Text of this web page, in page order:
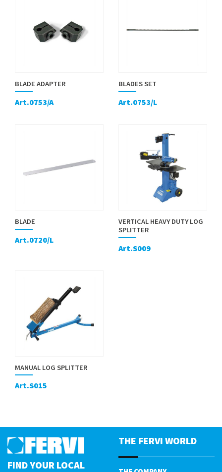
BLADE ADAPTER
Art.0753/A
BLADES SET
Art.0753/L
BLADE
Art.0720/L
VERTICAL HEAVY DUTY LOG
SPLITTER
Art.S009
MANUAL LOG SPLITTER
Art.S015
FIND YOUR LOCAL
THE FERVI WORLD